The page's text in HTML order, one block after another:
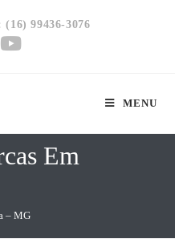
99436-3076
MENU
Em
– MG